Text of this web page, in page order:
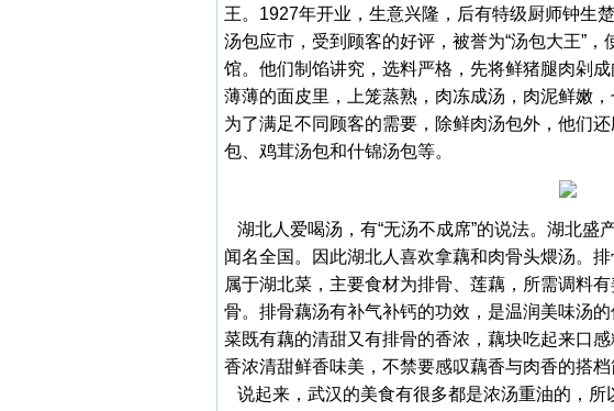
王。1927年开业，生意兴隆，后有特级厨师钟生
汤包应市，受到顾客的好评，被誉为“汤包大王”
馆。他们制馅讲究，选料严格，先将鲜猪腿肉剁
薄薄的面皮里，上笼蒸熟，肉冻成汤，肉泥鲜嫩
为了满足不同顾客的需要，除鲜肉汤包外，他们
包、鸡茸汤包和什锦汤包等。
湖北人爱喝汤，有“无汤不成席”的说法。湖北盛
闻名全国。因此湖北人喜欢拿藕和肉骨头煨汤。
属于湖北菜，主要食材为排骨、莲藕，所需调料
骨。排骨藕汤有补气补钙的功效，是温润美味汤
菜既有藕的清甜又有排骨的香浓，藕块吃起来口
香浓清甜鲜香味美，不禁要感叹藕香与肉香的搭档
说起来，武汉的美食有很多都是浓汤重油的，